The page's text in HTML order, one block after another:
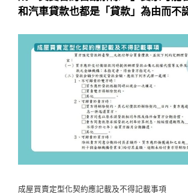
和汽車貸款也都是「貸款」為由而不
成屋買賣定型化契約應記載及不得記載事項